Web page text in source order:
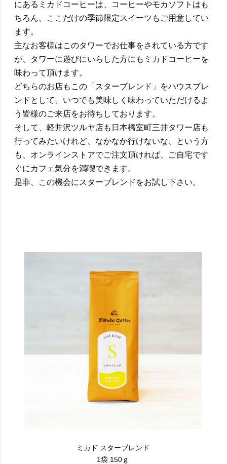
にあるミカドコーヒーは、コーヒーやモカソフトはも
ちろん、ここだけの季節限定スイーツもご用意してい
ます。
主なお客様はこのタワーでお仕事をされている方です
が、タワーに遊びにいらした方にもミカドコーヒーを
味わって頂けます。
どちらのお店もこの「スターブレンド」をハウスブレ
ンドとして、いつでも美味しく味わっていただけるよ
う皆様のご来店をお待ちしております。
そして、軽井沢ツルヤ店も日本橋室町三井タワー店も
行ってみたいけれど、なかなか行けないな、という方
も、オンラインストアでご注文頂ければ、ご自宅です
ぐにカフェ気分を満喫できます。
是非、この機会にスターブレンドをお試し下さい。
ミカド スターブレンド
1袋 150ｇ